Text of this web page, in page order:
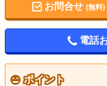
お問合せ (無料)
電話
ポイント